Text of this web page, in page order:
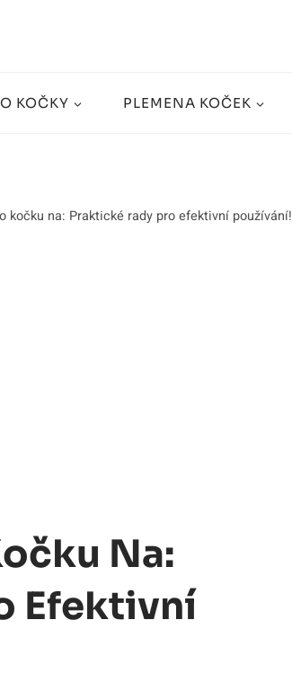
KOČKY PLEMENA KOČEK
kočku na: Praktické rady pro efektivní používání!
Na:
Efektivní